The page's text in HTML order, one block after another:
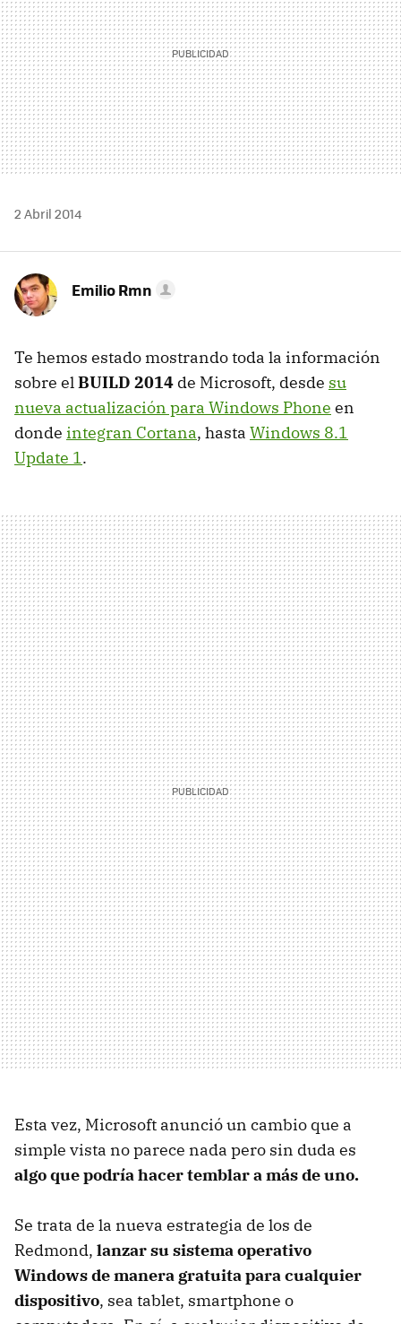
2 Abril 2014
Emilio Rmn
Te hemos estado mostrando toda la información
sobre elBUILD 2014 de Microsoft, desde su
nueva actualización para Windows Phone en
donde integran Cortana, hasta Windows 8.1
Update 1.
Esta vez, Microsoft anunció un cambio que a
simple vista no parece nada pero sin duda es
algo que podría hacer temblar a más de uno.
Se trata de la nueva estrategia de los de
Redmond, lanzar su sistema operativo
Windows de manera gratuita para cualquier
dispositivo, sea tablet, smartphone o